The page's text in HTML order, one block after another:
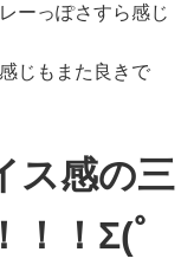
ーっぽさすら感じ
じもまた良きで
ス感の三
！！Σ(ﾟ